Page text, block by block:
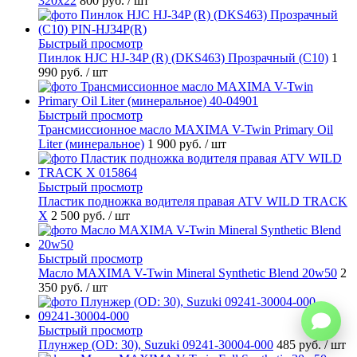
Быстрый просмотр
Пинлок HJC HJ-34P (R) (DKS463) Прозрачный (C10) 1
990 руб. / шт
Быстрый просмотр
Трансмиссионное масло MAXIMA V-Twin Primary Oil
Liter (минеральное) 1 900 руб. / шт
Быстрый просмотр
Пластик подножка водителя правая ATV WILD TRACK
X 2 500 руб. / шт
Быстрый просмотр
Масло MAXIMA V-Twin Mineral Synthetic Blend 20w50 2
350 руб. / шт
Быстрый просмотр
Плунжер (OD: 30), Suzuki 09241-30004-000 485 руб./ шт